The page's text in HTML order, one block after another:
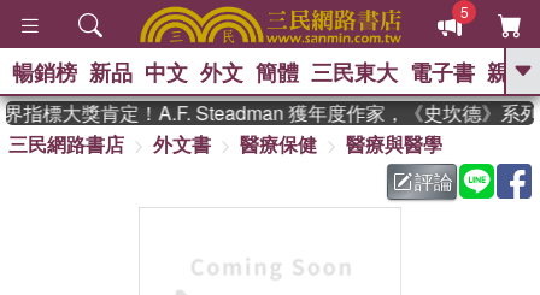
5
GO
熱搜： 東野圭吾 、 高希均教授回憶錄
父親節 、 如果歷
暑期推薦 、 國際布克
偉大的迷走神經
暢銷榜 新品 中文 外文 簡體 三民東大 電子書 親子
指標大獎肯定！A.F. Steadman 獲年度作家，《史坎德》系列
三民網路書店
外文書 醫療保健
醫療與醫學
評論